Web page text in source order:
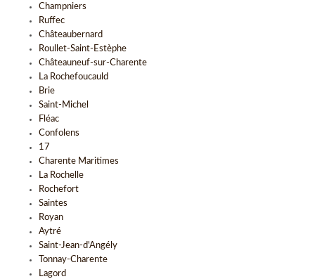
Champniers
Ruffec
Châteaubernard
Roullet-Saint-Estèphe
Châteauneuf-sur-Charente
La Rochefoucauld
Brie
Saint-Michel
Fléac
Confolens
17
Charente Maritimes
La Rochelle
Rochefort
Saintes
Royan
Aytré
Saint-Jean-d'Angély
Tonnay-Charente
Lagord